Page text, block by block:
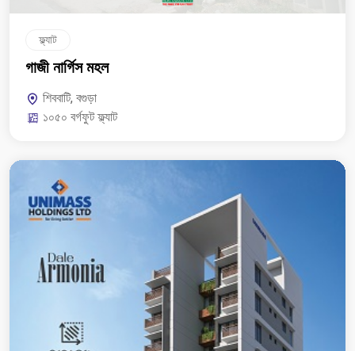
ফ্ল্যাট
গাজী নার্গিস মহল
শিববাটি, বগুড়া
১০৫০ বর্গফুট ফ্ল্যাট